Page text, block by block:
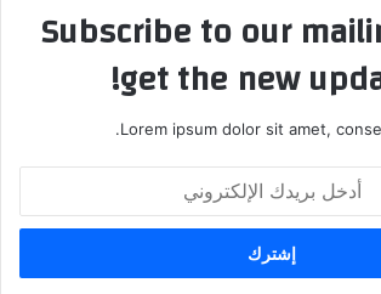
Subscribe to our
get the new
Lorem ipsum dolor sit amet,